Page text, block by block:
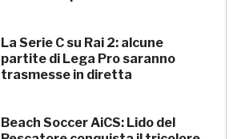
La Serie C su Rai 2: alcune
partite di Lega Pro saranno
trasmesse in diretta
Beach Soccer AiCS: Lido del